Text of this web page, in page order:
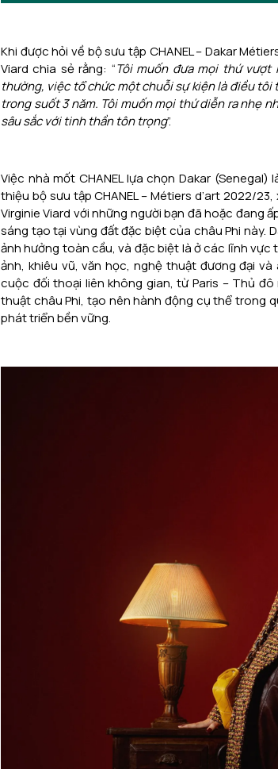
Khi được hỏi về bộ sưu tập CHANEL – Dakar
Viard chia sẻ rằng: “Tôi muốn đưa mọi thứ
thường, việc tổ chức một chuỗi sự kiện là điều
trong suốt 3 năm. Tôi muốn mọi thứ diễn ra nhẹ
sâu sắc với tinh thần tôn trọng”.
Việc nhà mốt CHANEL lựa chọn Dakar
thiệu bộ sưu tập CHANEL – Métiers d’art 2022/
Virginie Viard với những người bạn đã hoặc đang
sáng tạo tại vùng đất đặc biệt của châu Phi này.
ảnh hưởng toàn cầu, và đặc biệt là ở các lĩnh vực
ảnh, khiêu vũ, văn học, nghệ thuật đương đại
cuộc đối thoại liên không gian, từ Paris – Thủ
thuật châu Phi, tạo nên hành động cụ thể trong
phát triển bền vững.